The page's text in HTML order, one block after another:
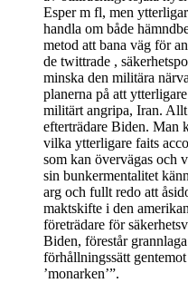
Esper m fl, men
handla om både
metod att bana väg för
de twittrade ,
minska den militära
planerna på att
militärt angripa, Iran.
efterträdare Biden. Man
vilka ytterligare faits
som kan övervägas och
sin bunkermentalitet
arg och fullt redo att
maktskifte i den
företrädare för
Biden, förestår
förhållningssätt
’monarken’”.